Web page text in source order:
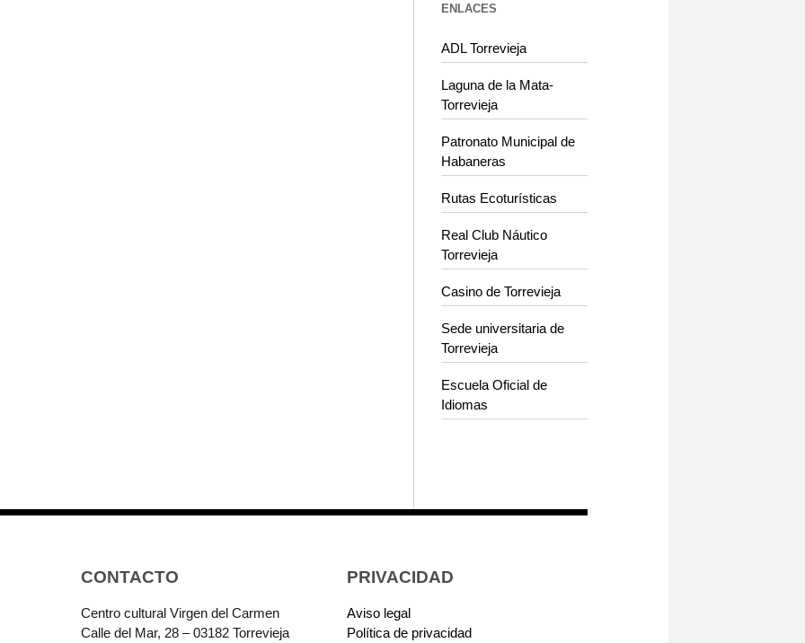
ENLACES
ADL Torrevieja
Laguna de la Mata-
Torrevieja
Patronato Municipal de
Habaneras
Rutas Ecoturísticas
Real Club Náutico
Torrevieja
Casino de Torrevieja
Sede universitaria de
Torrevieja
Escuela Oficial de
Idiomas
CONTACTO
Centro cultural Virgen del Carmen
Calle del Mar, 28 – 03182 Torrevieja
PRIVACIDAD
Aviso legal
Política de privacidad